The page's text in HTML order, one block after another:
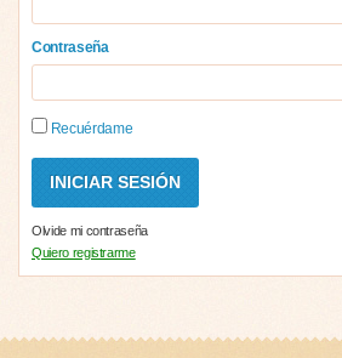
Contraseña
Recuérdame
Olvide mi contraseña
Quiero registrarme